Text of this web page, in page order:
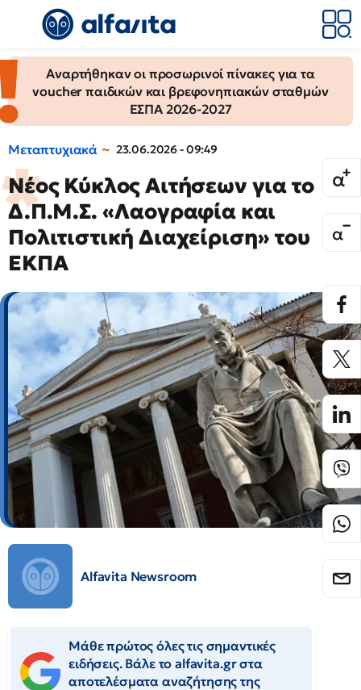
Αναρτήθηκαν οι προσωρινοί πίνακες για τα
voucher παιδικών και βρεφονηπιακών σταθμών
ΕΣΠΑ 2026-2027
Μεταπτυχιακά 23.06.2026 - 09:49
Νέος Κύκλος Αιτήσεων για το
Δ.Π.Μ.Σ. «Λαογραφία και
Πολιτιστική Διαχείριση» του
ΕΚΠΑ
Alfavita Newsroom
Μάθε πρώτος όλες τις σημαντικές
ειδήσεις. Βάλε το alfavita.gr στα
αποτελέσματα αναζήτησης της